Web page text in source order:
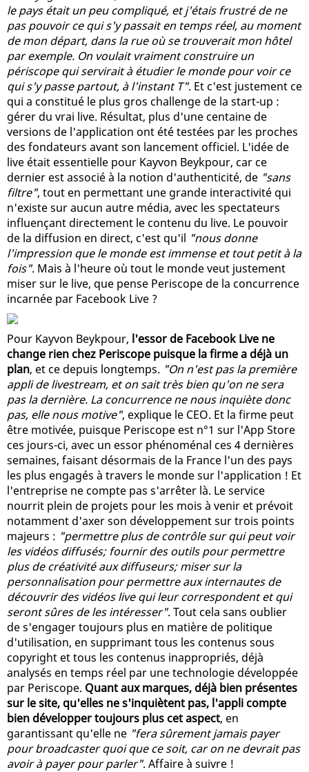
le pays était un peu compliqué, et j'étais frustré de ne
pas pouvoir ce qui s'y passait en temps réel, au moment
de mon départ, dans la rue où se trouverait mon hôtel
par exemple. On voulait vraiment construire un
périscope qui servirait à étudier le monde pour voir ce
qui s'y passe partout, à l'instant T". Et c'est justement ce
qui a constitué le plus gros challenge de la start-up :
gérer du vrai live. Résultat, plus d'une centaine de
versions de l'application ont été testées par les proches
des fondateurs avant son lancement officiel. L'idée de
live était essentielle pour Kayvon Beykpour, car ce
dernier est associé à la notion d'authenticité, de "sans
filtre", tout en permettant une grande interactivité qui
n'existe sur aucun autre média, avec les spectateurs
influençant directement le contenu du live. Le pouvoir
de la diffusion en direct, c'est qu'il "nous donne
l'impression que le monde est immense et tout petit à la
fois". Mais à l'heure où tout le monde veut justement
miser sur le live, que pense Periscope de la concurrence
incarnée par Facebook Live ?
Pour Kayvon Beykpour, l'essor de Facebook Live ne
change rien chez Periscope puisque la firme a déjà un
plan, et ce depuis longtemps. "On n'est pas la première
appli de livestream, et on sait très bien qu'on ne sera
pas la dernière. La concurrence ne nous inquiète donc
pas, elle nous motive", explique le CEO. Et la firme peut
être motivée, puisque Periscope est n°1 sur l'App Store
ces jours-ci, avec un essor phénoménal ces 4 dernières
semaines, faisant désormais de la France l'un des pays
les plus engagés à travers le monde sur l'application ! Et
l'entreprise ne compte pas s'arrêter là. Le service
nourrit plein de projets pour les mois à venir et prévoit
notamment d'axer son développement sur trois points
majeurs : "permettre plus de contrôle sur qui peut voir
les vidéos diffusés; fournir des outils pour permettre
plus de créativité aux diffuseurs; miser sur la
personnalisation pour permettre aux internautes de
découvrir des vidéos live qui leur correspondent et qui
seront sûres de les intéresser". Tout cela sans oublier
de s'engager toujours plus en matière de politique
d'utilisation, en supprimant tous les contenus sous
copyright et tous les contenus inappropriés, déjà
analysés en temps réel par une technologie développée
par Periscope. Quant aux marques, déjà bien présentes
sur le site, qu'elles ne s'inquiètent pas, l'appli compte
bien développer toujours plus cet aspect, en
garantissant qu'elle ne "fera sûrement jamais payer
pour broadcaster quoi que ce soit, car on ne devrait pas
avoir à payer pour parler". Affaire à suivre !